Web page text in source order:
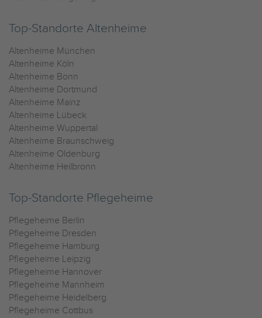
Top-Standorte Altenheime
Altenheime München
Altenheime Köln
Altenheime Bonn
Altenheime Dortmund
Altenheime Mainz
Altenheime Lübeck
Altenheime Wuppertal
Altenheime Braunschweig
Altenheime Oldenburg
Altenheime Heilbronn
Top-Standorte Pflegeheime
Pflegeheime Berlin
Pflegeheime Dresden
Pflegeheime Hamburg
Pflegeheime Leipzig
Pflegeheime Hannover
Pflegeheime Mannheim
Pflegeheime Heidelberg
Pflegeheime Cottbus